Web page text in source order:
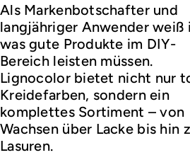
Als Markenbotschafter und
langjähriger Anwender weiß
was gute Produkte im DIY-
Bereich leisten müssen.
Lignocolor bietet nicht nur
Kreidefarben, sondern ein
komplettes Sortiment – von
Wachsen über Lacke bis hin
Lasuren.